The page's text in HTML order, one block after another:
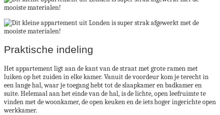
Praktische indeling
Het appartement ligt aan de kant van de straat met grote ramen met
luiken op het zuiden in elke kamer. Vanuit de voordeur kom je terecht in
een lange hal, waar je toegang hebt tot de slaapkamer en badkamer en
suite. Helemaal aan het einde van de hal, is de lichte, open leefruimte te
vinden met de woonkamer, de open keuken en de iets hoger ingerichte open
werkkamer.